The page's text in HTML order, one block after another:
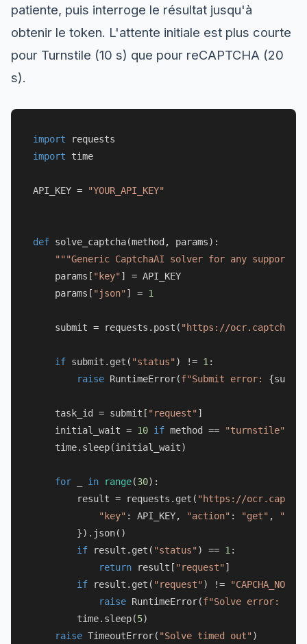
patiente, puis interroge le résultat jusqu'à
obtenir le token. L'attente initiale est plus courte
pour Turnstile (10 s) que pour reCAPTCHA (20
s).
import
import time
API_KEY = "YOUR_API_KEY"
def solve_captcha(method, params):
"""Generic CaptchaAI solver for any supported
    params[
"key" ] = API_KEY
    params[
"json" ] = 1
    submit = requests.post(
"https://
if submit.get( "status" ) != 1 :
raise RuntimeError(f"Submit error:
    task_id = submit[
"request" ]
    initial_wait =
10 if method == "turnstile"
    time.sleep(initial_wait)
for in range(30):
        result = requests.get(
"https://
"key" : API_KEY, "action" : "get" , "id"
        }).json()
if result.get( "status" ) == 1 :
return result[ "request" ]
if result.get( "request" ) !=
raise RuntimeError(f"Solve error:
        time.sleep(
5)
raise TimeoutError( "Solve timed out"